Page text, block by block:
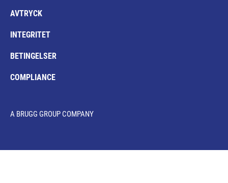
AVTRYCK
INTEGRITET
BETINGELSER
COMPLIANCE
A BRUGG GROUP COMPANY